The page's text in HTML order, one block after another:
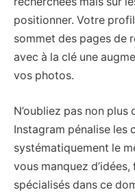
positionner. Votre
sommet des pages de
avec à la clé une
vos photos.
N’oubliez pas non
Instagram pénalise les
systématiquement le
vous manquez
spécialisés dans ce